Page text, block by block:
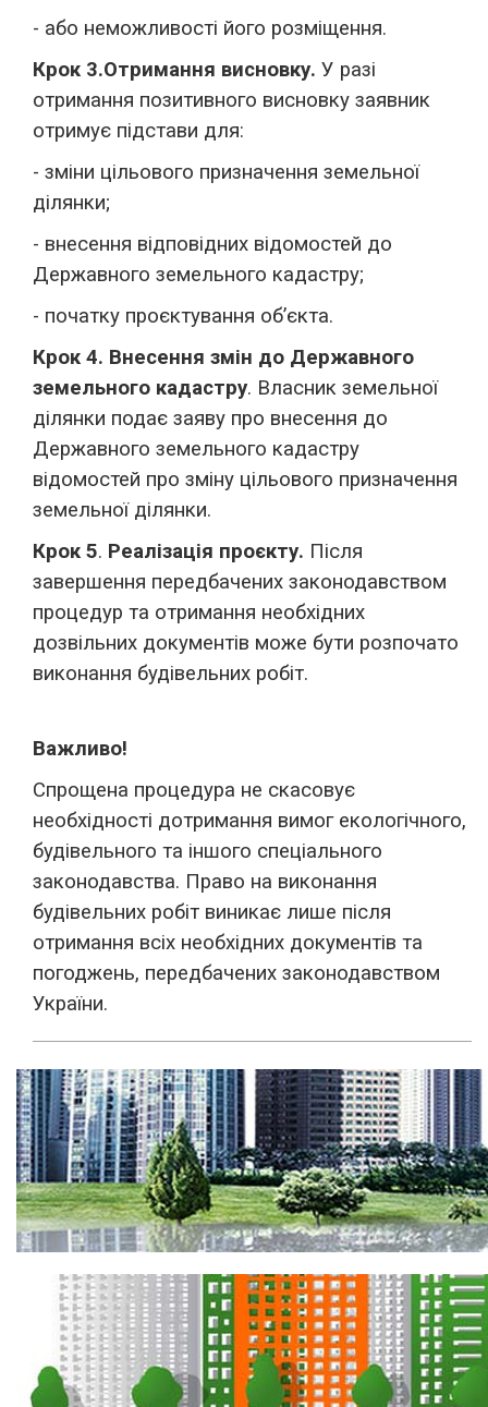
- або неможливості його розміщення.
Крок 3.Отримання висновку. У разі
отримання позитивного висновку заявник
отримує підстави для:
- зміни цільового призначення земельної
ділянки;
- внесення відповідних відомостей до
Державного земельного кадастру;
- початку проєктування об’єкта.
Крок 4. Внесення змін до Державного
земельного кадастру. Власник земельної
ділянки подає заяву про внесення до
Державного земельного кадастру
відомостей про зміну цільового призначення
земельної ділянки.
Крок 5. Реалізація проєкту. Після
завершення передбачених законодавством
процедур та отримання необхідних
дозвільних документів може бути розпочато
виконання будівельних робіт.
Важливо!
Спрощена процедура не скасовує
необхідності дотримання вимог екологічного,
будівельного та іншого спеціального
законодавства. Право на виконання
будівельних робіт виникає лише після
отримання всіх необхідних документів та
погоджень, передбачених законодавством
України.